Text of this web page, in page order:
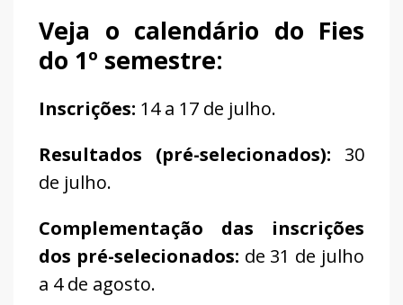
Veja o calendário do Fies
do 1º semestre:
Inscrições: 14 a 17 de julho.
Resultados (pré-selecionados): 30
de julho.
Complementação das inscrições
dos pré-selecionados: de 31 de julho
a 4 de agosto.